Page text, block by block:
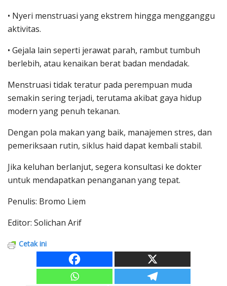
• Nyeri menstruasi yang ekstrem hingga mengganggu
aktivitas.
• Gejala lain seperti jerawat parah, rambut tumbuh
berlebih, atau kenaikan berat badan mendadak.
Menstruasi tidak teratur pada perempuan muda
semakin sering terjadi, terutama akibat gaya hidup
modern yang penuh tekanan.
Dengan pola makan yang baik, manajemen stres, dan
pemeriksaan rutin, siklus haid dapat kembali stabil.
Jika keluhan berlanjut, segera konsultasi ke dokter
untuk mendapatkan penanganan yang tepat.
Penulis: Bromo Liem
Editor: Solichan Arif
Cetak ini